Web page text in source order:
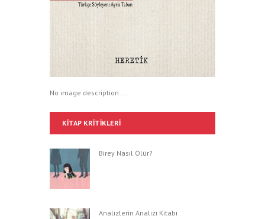
No image description ...
KITAP KRITIKLERI
Birey Nasıl Ölür?
Analizlerin Analizi Kitabı